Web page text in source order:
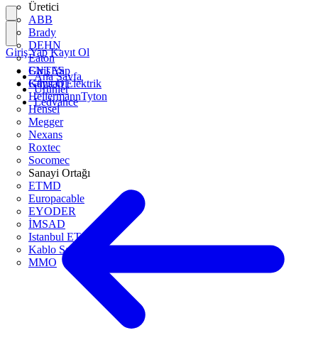
Üretici
ABB
Brady
DEHN
Eaton
ENTES
Günsan Elektrik
HellermannTyton
Hensel
Megger
Nexans
Roxtec
Socomec
Sanayi Ortağı
ETMD
Europacable
EYODER
İMSAD
Istanbul ETO
Kablo Sanayicileri Derneği
MMO
Giriş Yap
Kayıt Ol
Giriş Yap Kayıt Ol
Ana Sayfa
Ürünler
Ledvance